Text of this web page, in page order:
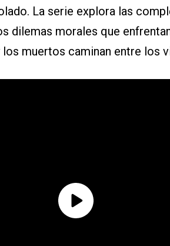
La serie explora las
dilemas morales que
muertos caminan entre los